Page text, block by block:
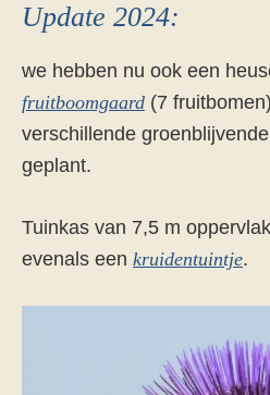
Update 2024:
we hebben nu ook een
fruitboomgaard (7
verschillende
geplant.
Tuinkas van 7,5 m
evenals een kruidentuintje.